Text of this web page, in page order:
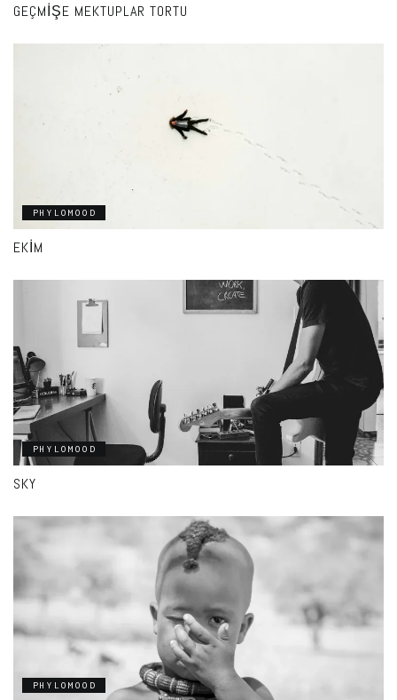
GEÇMIŞE MEKTUPLAR TORTU
PHYLOMOOD
EKIM
PHYLOMOOD
SKY
PHYLOMOOD